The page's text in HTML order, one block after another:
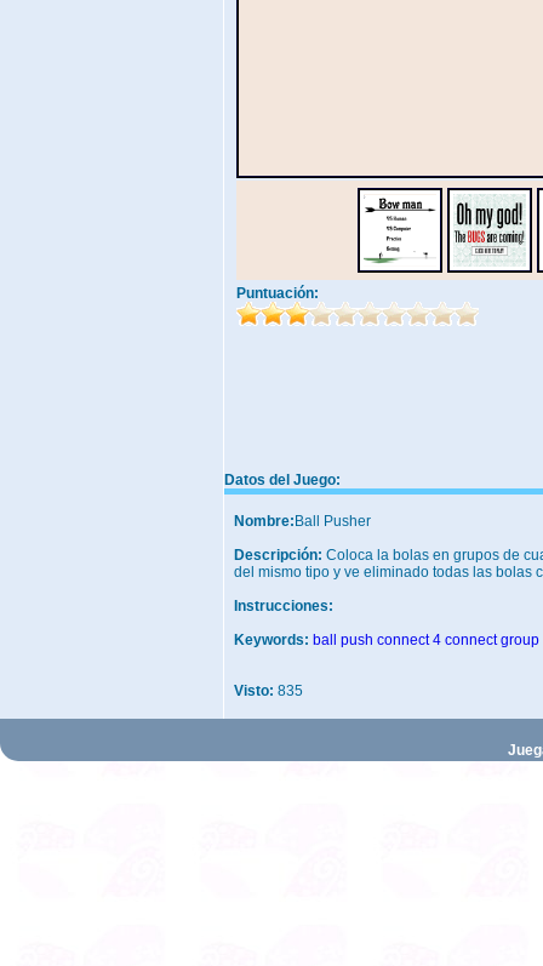
Puntuación:
Datos del Juego:
Nombre: Ball Pusher
Descripción: Coloca la bolas en grupos de
del mismo tipo y ve eliminado todas las bolas
Instrucciones:
Keywords: ball push connect 4 connectgroup
Visto: 835